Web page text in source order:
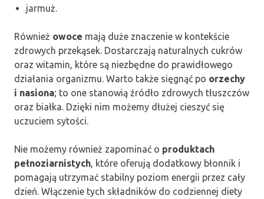
jarmuż.
Również owoce mają duże znaczenie w kontekście
zdrowych przekąsek. Dostarczają naturalnych cukrów
oraz witamin, które są niezbędne do prawidłowego
działania organizmu. Warto także sięgnąć po orzechy
i nasiona; to one stanowią źródło zdrowych tłuszczów
oraz białka. Dzięki nim możemy dłużej cieszyć się
uczuciem sytości.
Nie możemy również zapominać o produktach
pełnoziarnistych, które oferują dodatkowy błonnik i
pomagają utrzymać stabilny poziom energii przez cały
dzień. Włączenie tych składników do codziennej diety